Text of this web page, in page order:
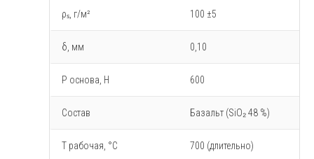
ρₛ, г/м² 100 ±5
δ, мм 0,10
P основа, Н 600
Состав Базальт (SiO₂ 48 %)
T рабочая, °C 700 (длительно)